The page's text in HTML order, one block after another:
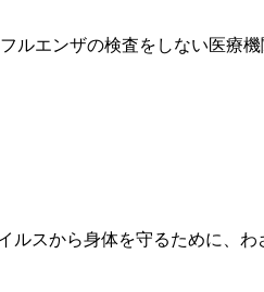
ルエンザの検査をしない医療
スから身体を守るために、